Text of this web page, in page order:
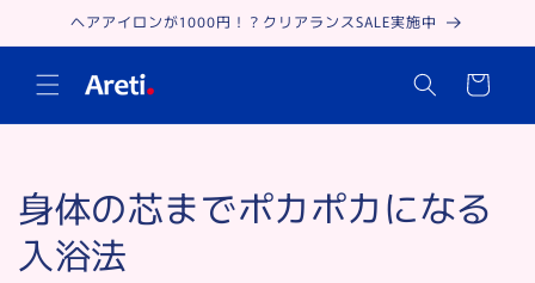
ンツに
進む
ヘアアイロンが1000円！？クリアランスSALE実施中
カ
ー
身体の芯までポカポカになる
入浴法